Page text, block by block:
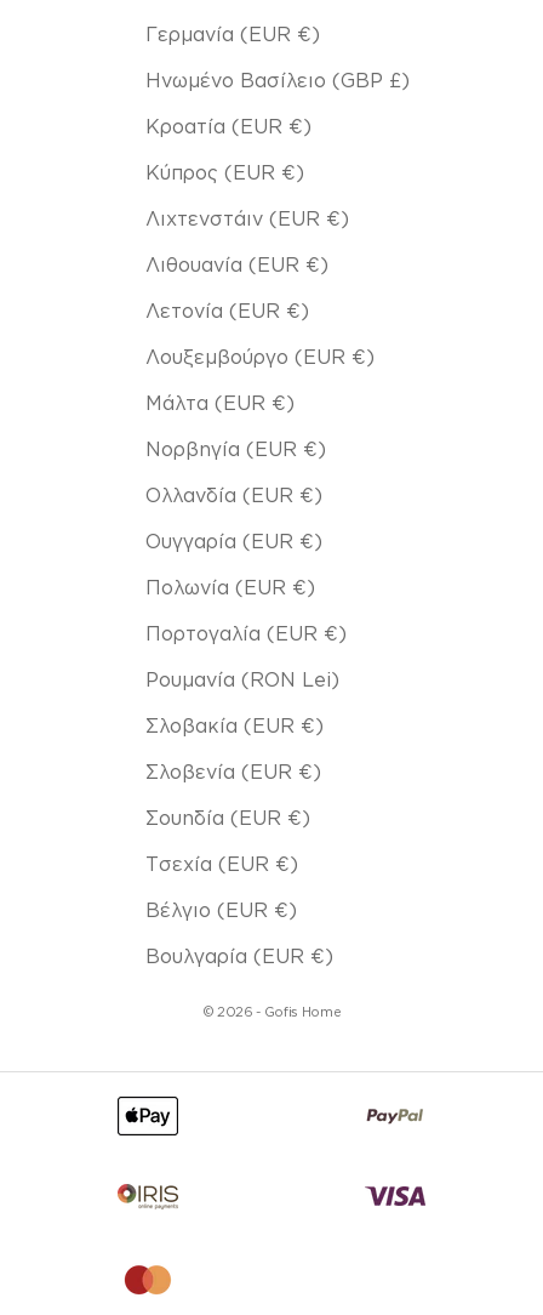
Γερμανία (EUR €)
Ηνωμένο Βασίλειο (GBP £)
Κροατία (EUR €)
Κύπρος (EUR €)
Λιχτενστάιν (EUR €)
Λιθουανία (EUR €)
Λετονία (EUR €)
Λουξεμβούργο (EUR €)
Μάλτα (EUR €)
Νορβηγία (EUR €)
Ολλανδία (EUR €)
Ουγγαρία (EUR €)
Πολωνία (EUR €)
Πορτογαλία (EUR €)
Ρουμανία (RON Lei)
Σλοβακία (EUR €)
Σλοβενία (EUR €)
Σουηδία (EUR €)
Τσεχία (EUR €)
Βέλγιο (EUR €)
Βουλγαρία (EUR €)
© 2026 - Gofis Home